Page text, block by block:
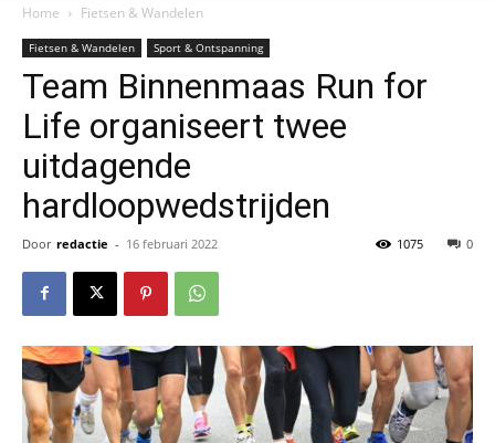
Home Fietsen & Wandelen
Fietsen & Wandelen Sport & Ontspanning
Team Binnenmaas Run for
Life organiseert twee
uitdagende
hardloopwedstrijden
Door redactie - 16 februari 2022 0
1075